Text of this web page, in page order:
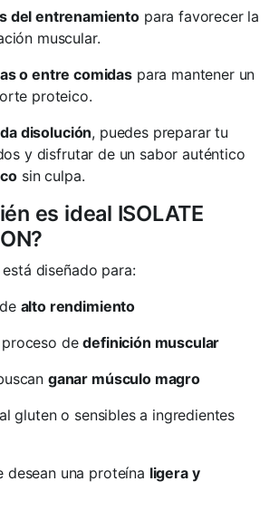
del entrenamiento para favorecer la
muscular.
o entre comidas para mantener un
proteico.
disolución, puedes preparar tu
y disfrutar de un sabor auténtico
sin culpa.
es ideal ISOLATE
diseñado para:
alto rendimiento
proceso dedefinición muscular
ganar músculo magro
gluten o sensibles a ingredientes
desean una proteína ligera y